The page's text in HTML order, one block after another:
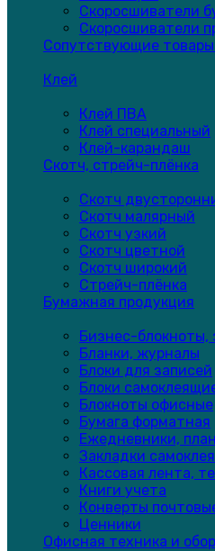
Скоросшиватели
Скоросшиватели
Сопутствующие
Клей
Клей ПВА
Клей специальный
Клей-карандаш
Скотч, стрейч-плёнка
Скотч
Скотч малярный
Скотч узкий
Скотч цветной
Скотч широкий
Стрейч-плёнка
Бумажная продукция
Бизнес-блокноты,
Бланки, журналы
Блоки для записей
Блоки
Блокноты офисные
Бумага форматная
Ежедневники,
Закладки
Кассовая лента,
Книги учета
Конверты
Ценники
Офисная техника и